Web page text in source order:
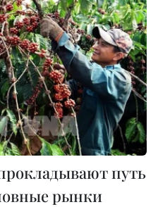
путь
рынки